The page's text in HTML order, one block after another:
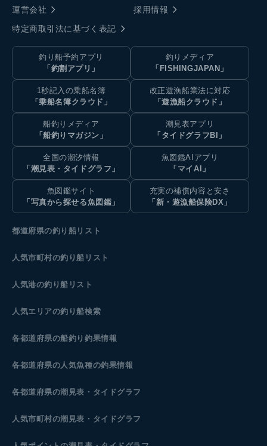
運営会社
採用情報
特定商取引法に基づく表記
釣り船予約アプリ
「釣割アプリ」
釣りメディア
「FISHINGJAPAN」
1秒記入の乗船名簿
「乗船名簿クラウド」
改正遊漁船業法に対応
「遊漁船クラウド」
船釣りメディア
「船釣りマガジン」
潮見表アプリ
「タイドグラフBI」
全国の潮汐情報
「潮見表・タイドグラフ」
魚図鑑AIアプリ
「マイAI」
魚図鑑サイト
「写真から探せる魚図鑑」
充実の補償内容と安さ
「新・遊漁船保険DX」
都道府県の釣り船リスト
人気市町村の釣り船リスト
人気港の釣り船リスト
人気エリアの釣り船検索
各都道府県の船釣り釣果情報
各都道府県の人気魚種の釣果情報
各都道府県の潮見表 ・タイドグラフ
人気市町村の潮見表・タイドグラフ